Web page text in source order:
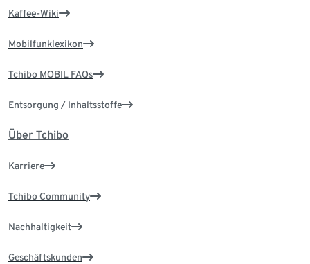
Kaffee-Wiki
Mobilfunklexikon
Tchibo MOBIL FAQs
Entsorgung / Inhaltsstoffe
Über Tchibo
Karriere
Tchibo Community
Nachhaltigkeit
Geschäftskunden